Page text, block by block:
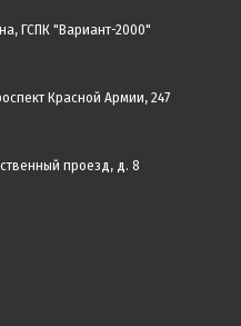
ГСПК "Вариант-2000"
Красной Армии, 247
проезд, д. 8